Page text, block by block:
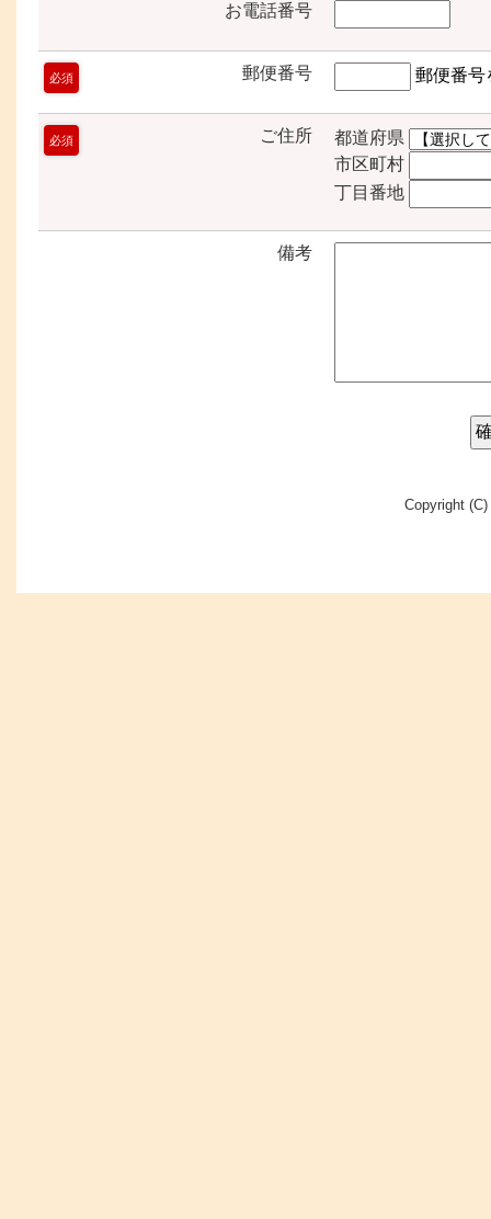
お電話番号
必須 郵便番号 郵便番号
必須 ご住所
都道府県
市区町村
丁目番地
備考
Copyright